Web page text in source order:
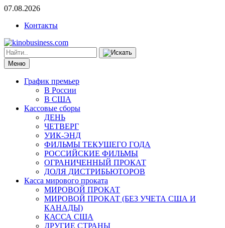
07.08.2026
Контакты
Меню
График премьер
В России
В США
Кассовые сборы
ДЕНЬ
ЧЕТВЕРГ
УИК-ЭНД
ФИЛЬМЫ ТЕКУЩЕГО ГОДА
РОССИЙСКИЕ ФИЛЬМЫ
ОГРАНИЧЕННЫЙ ПРОКАТ
ДОЛЯ ДИСТРИБЬЮТОРОВ
Касса мирового проката
МИРОВОЙ ПРОКАТ
МИРОВОЙ ПРОКАТ (БЕЗ УЧЕТА США И
КАНАДЫ)
КАССА США
ДРУГИЕ СТРАНЫ